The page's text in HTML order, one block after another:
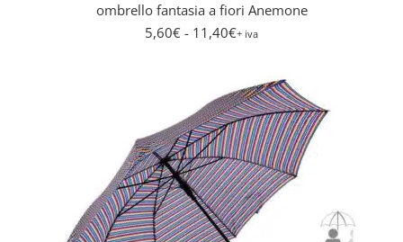
ombrello fantasia a fiori Anemone
5,60€ - 11,40€+ iva